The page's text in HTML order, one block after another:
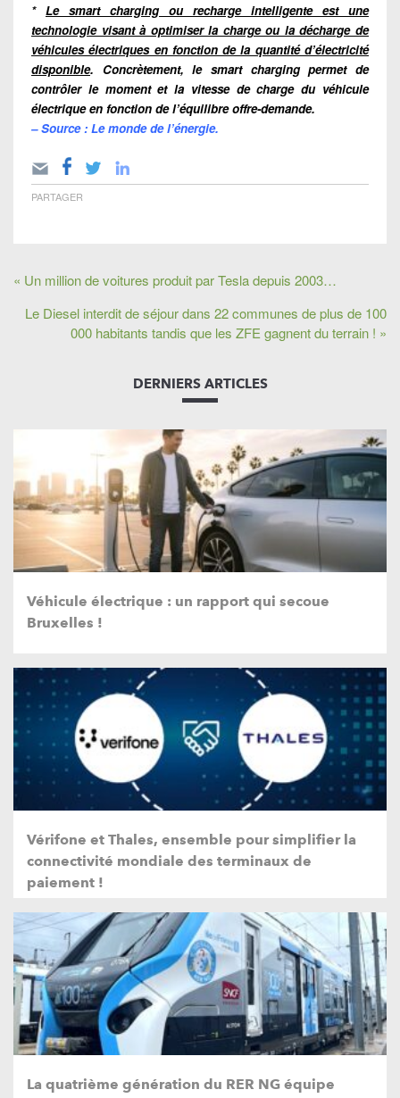
* Le smart charging ou recharge intelligente est une
technologie visant à optimiser la charge ou la décharge de
véhicules électriques en fonction de la quantité d’électricité
disponible. Concrètement, le smart charging permet de
contrôler le moment et la vitesse de charge du véhicule
électrique en fonction de l’équilibre offre-demande.
– Source : Le monde de l’énergie.
PARTAGER
« Un million de voitures produit par Tesla depuis 2003…
Le Diesel interdit de séjour dans 22 communes de plus de 100
000 habitants tandis que les ZFE gagnent du terrain ! »
DERNIERS ARTICLES
Véhicule électrique : un rapport qui secoue
Bruxelles !
Vérifone et Thales, ensemble pour simplifier la
connectivité mondiale des terminaux de
paiement !
La quatrième génération du RER NG équipe